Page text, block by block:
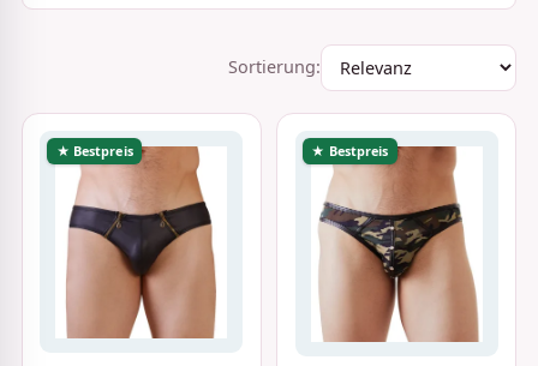
Sortierung:
★ Bestpreis ★ Bestpreis